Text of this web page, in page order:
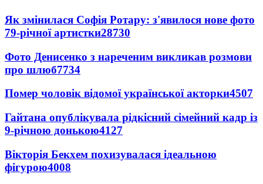
Як змінилася Софія Ротару: з'явилося нове фото
79-річної артистки28730
Фото Денисенко з нареченим викликав розмови
про шлюб7734
Помер чоловік відомої української акторки4507
Гайтана опублікувала рідкісний сімейний кадр із
9-річною донькою4127
Вікторія Бекхем похизувалася ідеальною
фігурою4008